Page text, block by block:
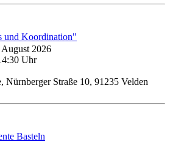
und Koordination"
Uhr
Nürnberger Straße 10, 91235 Velden
Basteln